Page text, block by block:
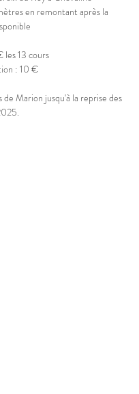
en remontant après la
13 cours
: 10 €
Marion jusqu'à la reprise des